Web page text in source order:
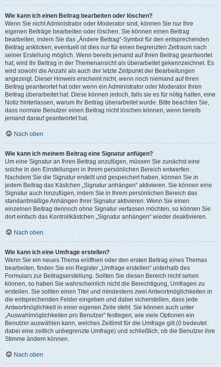
Wie kann ich einen Beitrag bearbeiten oder löschen?
Wenn Sie nicht Administrator oder Moderator sind, können Sie nur Ihre
eigenen Beiträge bearbeiten oder löschen. Sie können einen Beitrag
bearbeiten, indem Sie das „Ändere Beitrag“-Symbol für den entsprechenden
Beitrag anklicken; eventuell ist dies nur für einen begrenzten Zeitraum nach
seiner Erstellung möglich. Wenn bereits jemand auf Ihren Beitrag geantwortet
hat, wird Ihr Beitrag in der Themenansicht als überarbeitet gekennzeichnet. Es
wird sowohl die Anzahl als auch der letzte Zeitpunkt der Bearbeitungen
angezeigt. Dieser Hinweis erscheint nicht, wenn noch niemand auf Ihren
Beitrag geantwortet hat oder wenn ein Administrator oder Moderator Ihren
Beitrag überarbeitet hat. Diese können jedoch, falls sie es für nötig halten, eine
Notiz hinterlassen, warum Ihr Beitrag überarbeitet wurde. Bitte beachten Sie,
dass normale Benutzer einen Beitrag nicht löschen können, wenn bereits
jemand darauf geantwortet hat.
Nach oben
Wie kann ich meinem Beitrag eine Signatur anfügen?
Um eine Signatur an Ihren Beitrag anzufügen, müssen Sie zunächst eine
solche in den Einstellungen in Ihrem persönlichen Bereich entwerfen.
Nachdem Sie die Signatur erstellt und gespeichert haben, können Sie in
jedem Beitrag das Kästchen „Signatur anhängen“ aktivieren. Sie können eine
Signatur auch hinzufügen, indem Sie in Ihrem persönlichen Bereich das
standardmäßige Anhängen Ihrer Signatur aktivieren. Wenn Sie einen
einzelnen Beitrag dennoch ohne Signatur verfassen möchten, so können Sie
dort einfach das Kontrollkästchen „Signatur anhängen“ wieder deaktivieren.
Nach oben
Wie kann ich eine Umfrage erstellen?
Wenn Sie ein neues Thema eröffnen oder den ersten Beitrag eines Themas
bearbeiten, finden Sie ein Register „Umfrage erstellen“ unterhalb des
Formulars zur Beitragserstellung. Sollten Sie diesen Bereich nicht sehen
können, so haben Sie wahrscheinlich nicht die Berechtigung, Umfragen zu
erstellen. Sie sollten einen Titel und mindestens zwei Antwortmöglichkeiten in
die entsprechenden Felder eingeben und dabei sicherstellen, dass jede
Antwortmöglichkeit in einer eigenen Zeile steht. Sie können auch unter
„Auswahlmöglichkeiten pro Benutzer“ festlegen, wie viele Optionen ein
Benutzer auswählen kann, welches Zeitlimit für die Umfrage gilt (0 bedeutet
dabei eine zeitlich unbegrenzte Umfrage) und schließlich, ob die Benutzer ihre
Stimme ändern können.
Nach oben